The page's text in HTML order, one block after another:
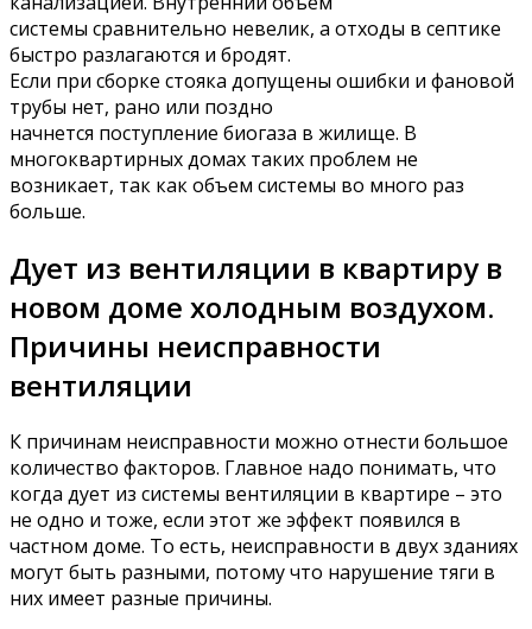
системы сравнительно невелик, а отходы в септике
быстро разлагаются и бродят.
Если при сборке стояка допущены ошибки и фановой
трубы нет, рано или поздно
начнется поступление биогаза в жилище. В
многоквартирных домах таких проблем не
возникает, так как объем системы во много раз
больше.
Дует из вентиляции в квартиру в
новом доме холодным воздухом.
Причины неисправности
вентиляции
К причинам неисправности можно отнести большое
количество факторов. Главное надо понимать, что
когда дует из системы вентиляции в квартире – это
не одно и тоже, если этот же эффект появился в
частном доме. То есть, неисправности в двух зданиях
могут быть разными, потому что нарушение тяги в
них имеет разные причины.